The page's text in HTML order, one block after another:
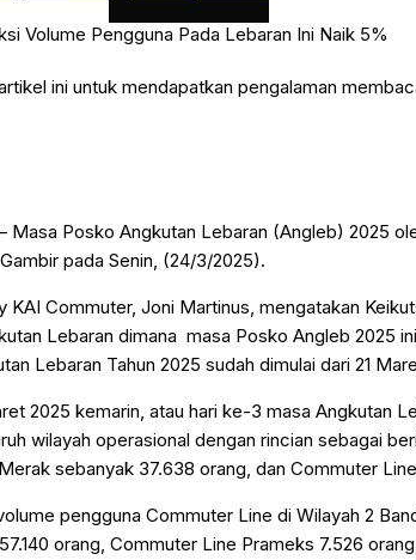
ini untuk mendapatkan pengalaman
Masa Posko Angkutan Lebaran (Angleb) 2025
pada Senin, (24/3/2025).
Commuter, Joni Martinus, mengatakan
Lebaran dimana masa Posko Angleb 2025
Lebaran Tahun 2025 sudah dimulai dari 21
2025 kemarin, atau hari ke-3 masa Angkutan
wilayah operasional dengan rincian sebagai
sebanyak 37.638 orang, dan Commuter
pengguna Commuter Line di Wilayah 2
orang, Commuter Line Prameks 7.526